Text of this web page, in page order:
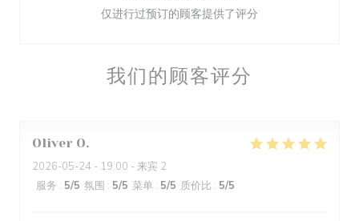
我们的顾客评分
Oliver O
2026-05-24 - 19:00 - 来宾 2
服务 : 5/5 氛围 : 5/5 菜单 : 5/5 质价比 : 5/5
仅进行过预订的顾客提供了评分